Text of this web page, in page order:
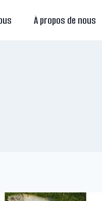
À propos de nous